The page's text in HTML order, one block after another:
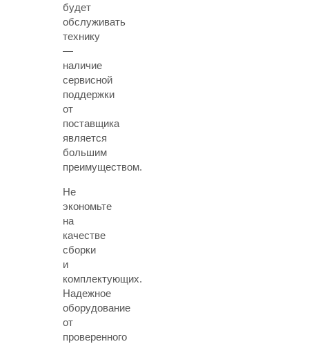
будет
обслуживать
технику
—
наличие
сервисной
поддержки
от
поставщика
является
большим
преимуществом.
Не
экономьте
на
качестве
сборки
и
комплектующих.
Надежное
оборудование
от
проверенного